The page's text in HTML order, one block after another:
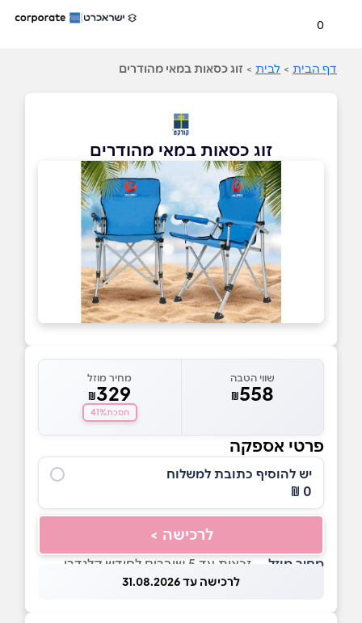
0
דף הבית > לבית > זוג כסאות במאי מהודרים
זוג כסאות במאי מהודרים
שווי הטבה
₪558
מחיר מוזל
₪329
חסכת41%
פרטי אספקה
יש להוסיף כתובת למשלוח
0 ₪
לרכישה >
מחיר מוזל — זכאות עד 5 שוברים לחודש קלנדרי
לרכישה עד 31.08.2026